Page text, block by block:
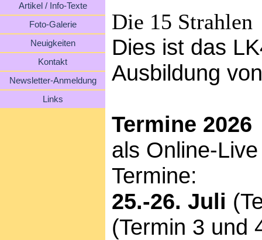
Artikel / Info-Texte
Foto-Galerie
Neuigkeiten
Kontakt
Newsletter-Anmeldung
Links
Die 15 Strahlen
Dies ist das
Ausbildung
Termine 2026
als Online-
Termine:
25.-26. Juli
(Termin 3 und